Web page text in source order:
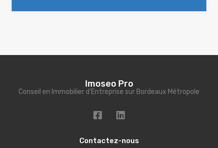
Imoseo Pro
Conseil en Immobilier d'Entreprise sur Bordeaux Métropole
Contactez-nous